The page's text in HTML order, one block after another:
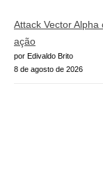
Attack Vector
ação
por Edivaldo Brito
8 de agosto de 2026